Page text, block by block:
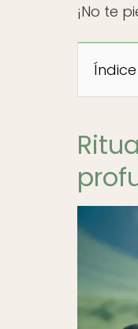
¡No te
Índice